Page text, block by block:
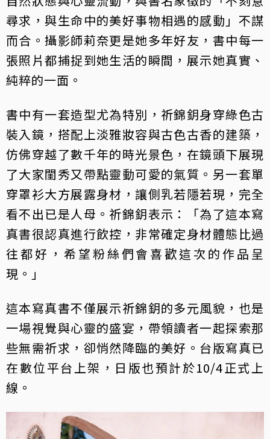
尋求，與生命中的美好事物相遇的感動」不謀
而合。攝影師莉奈更是她多年好友，書中每一
張照片都捕捉到她生活的瞬間，展示她真實、
純粹的一面。
書中有一套造型尤為特別，祈錦鈅身穿綠色古
裝入鏡，搭配上淡雅妝容與古色古香的建築，
仿佛穿越了數千年的時光景色，在鏡頭下展現
了大家閨秀又帶點靈動可愛的氣質。另一套單
穿罩衫大方展露身材，讓側乳若隱若現，完全
看不出已是人母。祈錦鈅表示：「為了這本寫
真書很認真進行飲控，非常確定身材體態比過
往都好，希望粉絲們會喜歡這次的作品呈
現。」
這本寫真書不僅展示祈錦鈅的多元風貌，也是
一場視覺與心靈的盛宴，帶領讀者一起探索那
些無需祈求，卻悄然降臨的美好。台版寫真已
在數位平台上架，日版也預計於10/4正式上
線。